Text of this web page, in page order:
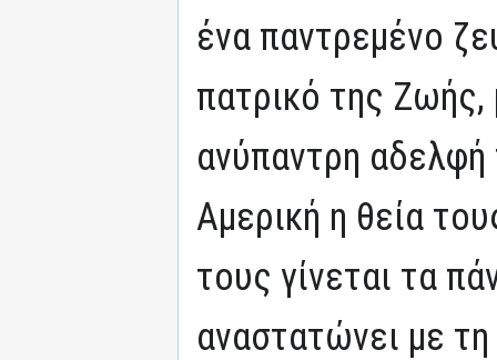
ένα παντρεμένο
πατρικό της Ζωής,
ανύπαντρη
Αμερική η θεία
τους γίνεται τα
αναστατώνει με